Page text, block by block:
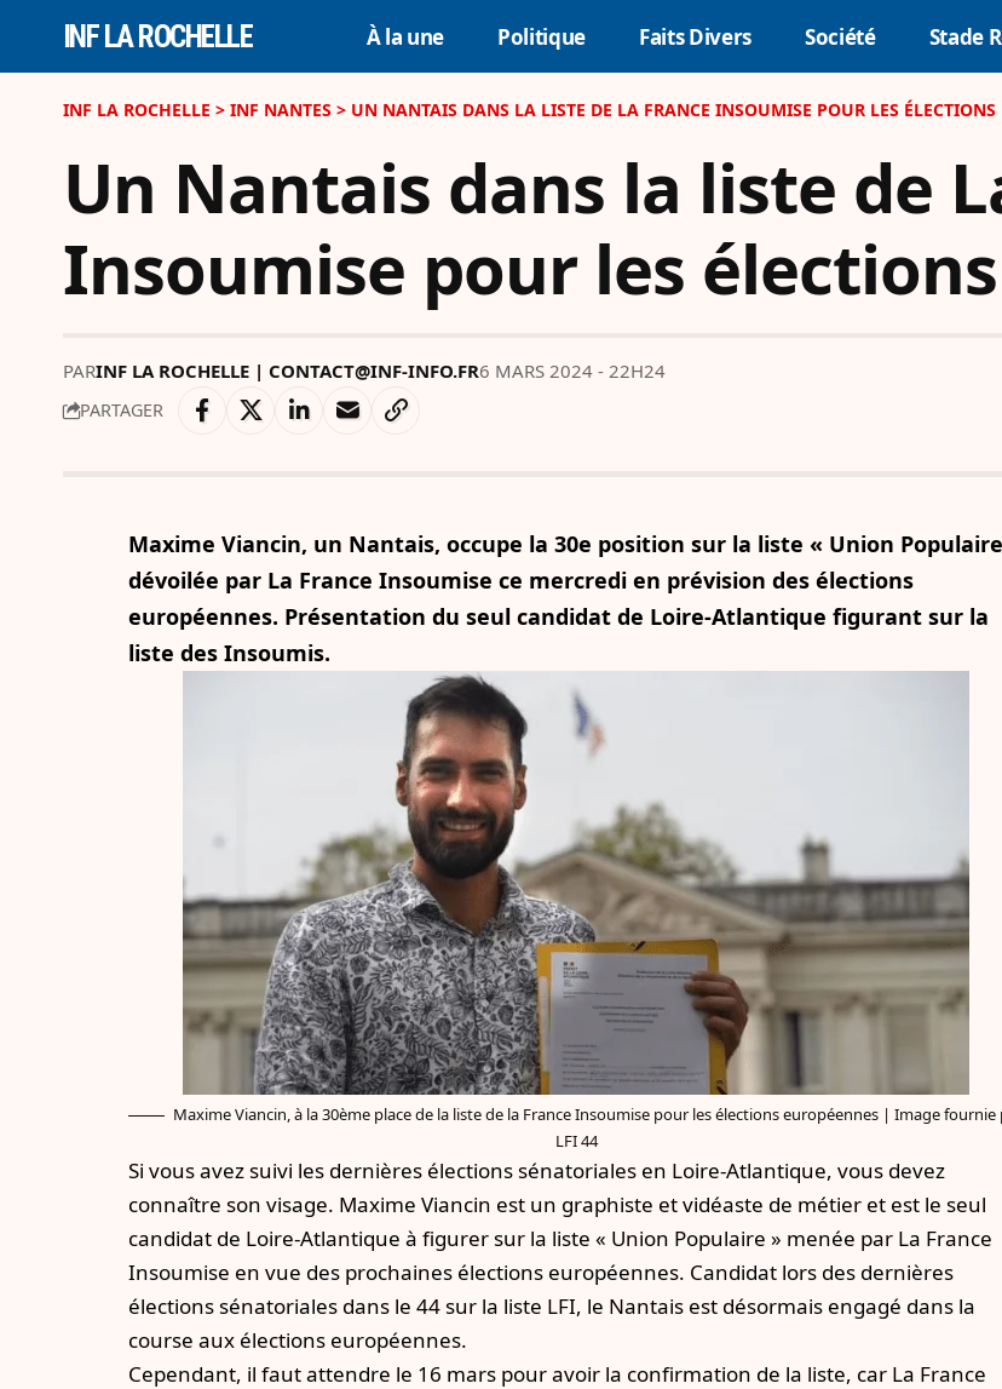
INF LA ROCHELLE À la une Politique Faits Divers Société Stade
INF LA ROCHELLE > INF NANTES > UN NANTAIS DANS LA LISTE DE LA FRANCE INSOUMISE POUR LES ÉLECTIONS
Un Nantais dans la liste de
Insoumise pour les
PARINF LA ROCHELLE | CONTACT@INF-INFO.FR6 MARS 2024 - 22H24
PARTAGER
Maxime Viancin, un Nantais, occupe la 30e position sur la liste « Union
dévoilée par La France Insoumise ce mercredi en prévision des élections
européennes. Présentation du seul candidat de Loire-Atlantique figurant sur la
liste des Insoumis.
Maxime Viancin, à la 30ème place de la liste de la France Insoumise pour les élections européennes | Image fournie
LFI 44
Si vous avez suivi les dernières élections sénatoriales en Loire-Atlantique, vous devez
connaître son visage. Maxime Viancin est un graphiste et vidéaste de métier et est le seul
candidat de Loire-Atlantique à figurer sur la liste « Union Populaire » menée par La France
Insoumise en vue des prochaines élections européennes. Candidat lors des dernières
élections sénatoriales dans le 44 sur la liste LFI, le Nantais est désormais engagé dans la
course aux élections européennes.
Cependant, il faut attendre le 16 mars pour avoir la confirmation de la liste, car La France